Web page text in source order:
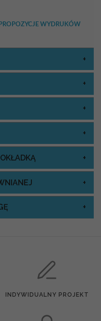
WYDRUKÓW
INDYWIDUALNY PROJEKT